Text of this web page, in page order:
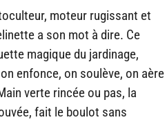
moteur rugissant et
a son mot à dire. Ce
magique du jardinage,
enfonce, on soulève, on aère
verte rincée ou pas, la
fait le boulot sans